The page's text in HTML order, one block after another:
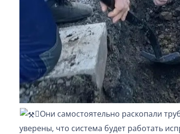
🪏Они самостоятельно раскопали
уверены, что система будет работать